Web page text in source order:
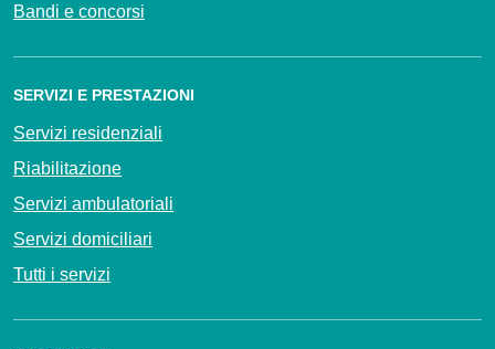
Bandi e concorsi
SERVIZI E PRESTAZIONI
Servizi residenziali
Riabilitazione
Servizi ambulatoriali
Servizi domiciliari
Tutti i servizi